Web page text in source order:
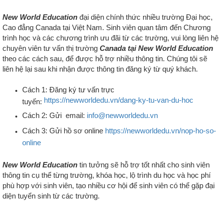
New World Education đại diện chính thức nhiều trường Đại học,
Cao đẳng Canada tại Việt Nam. Sinh viên quan tâm đến Chương
trình học và các chương trình ưu đãi từ các trường, vui lòng liên hệ
chuyên viên tư vấn thị trường Canada tại New World Education
theo các cách sau, để được hỗ trợ nhiều thông tin. Chúng tôi sẽ
liên hệ lại sau khi nhận được thông tin đăng ký từ quý khách.
Cách 1: Đăng ký tư vấn trực
tuyến: https://newworldedu.vn/dang-ky-tu-van-du-hoc
Cách 2: Gửi email: info@newworldedu.vn
Cách 3: Gửi hồ sơ online https://newworldedu.vn/nop-ho-so-
online
New World Education tin tưởng sẽ hỗ trợ tốt nhất cho sinh viên
thông tin cụ thể từng trường, khóa học, lộ trình du học và học phí
phù hợp với sinh viên, tạo nhiều cơ hội để sinh viên có thể gặp đại
diện tuyển sinh từ các trường.